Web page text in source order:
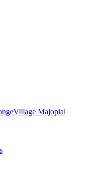
Village Majopial